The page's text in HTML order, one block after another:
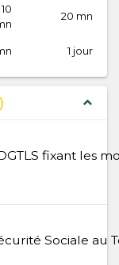
10
20 mn
1 jour
expand_less
fixant les
Sociale au